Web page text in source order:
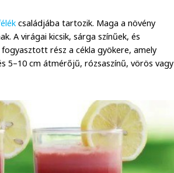
családjába tartozik. Maga a növény
A virágai kicsik, sárga színűek, és
rész a cékla gyökere, amely
5–10 cm átmérőjű, rózsaszínű, vörös vagy